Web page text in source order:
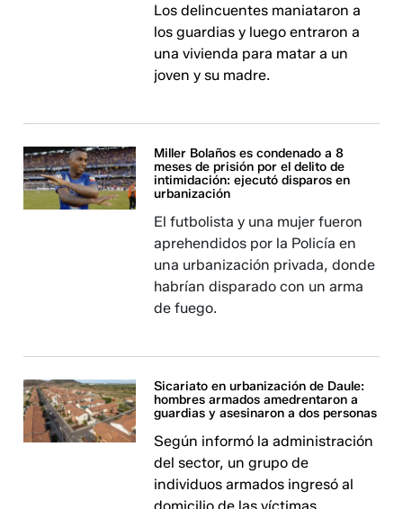
Los delincuentes maniataron a
los guardias y luego entraron a
una vivienda para matar a un
joven y su madre.
Miller Bolaños es condenado a 8
meses de prisión por el delito de
intimidación: ejecutó disparos en
urbanización
El futbolista y una mujer fueron
aprehendidos por la Policía en
una urbanización privada, donde
habrían disparado con un arma
de fuego.
Sicariato en urbanización de Daule:
hombres armados amedrentaron a
guardias y asesinaron a dos personas
Según informó la administración
del sector, un grupo de
individuos armados ingresó al